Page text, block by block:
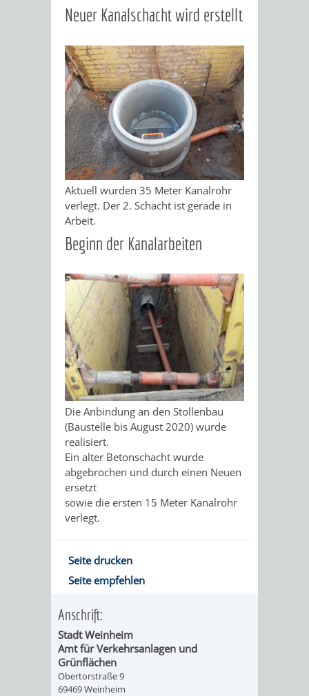
Neuer Kanalschacht wird erstellt
Aktuell wurden 35 Meter Kanalrohr
verlegt. Der 2. Schacht ist gerade in
Arbeit.
Beginn der Kanalarbeiten
Die Anbindung an den Stollenbau
(Baustelle bis August 2020) wurde
realisiert.
Ein alter Betonschacht wurde
abgebrochen und durch einen Neuen
ersetzt
sowie die ersten 15 Meter Kanalrohr
verlegt.
Seite drucken
Seite empfehlen
Anschrift:
Stadt Weinheim
Amt für Verkehrsanlagen und
Grünflächen
Obertorstraße 9
69469 Weinheim